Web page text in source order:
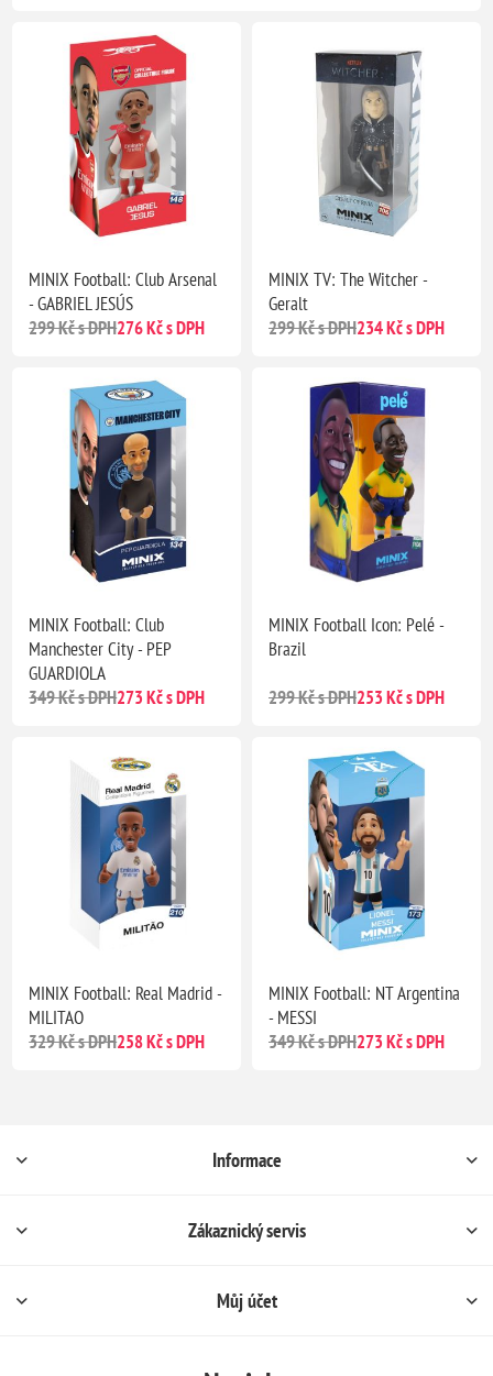
MINIX Football: Club Arsenal
- GABRIEL JESÚS
299 Kč s DPH276 Kč s DPH
MINIX TV: The Witcher -
Geralt
299 Kč s DPH234 Kč s DPH
MINIX Football: Club
Manchester City - PEP
GUARDIOLA
349 Kč s DPH273 Kč s DPH
MINIX Football Icon: Pelé -
Brazil
299 Kč s DPH253 Kč s DPH
MINIX Football: Real Madrid -
MILITAO
329 Kč s DPH258 Kč s DPH
MINIX Football: NT Argentina
- MESSI
349 Kč s DPH273 Kč s DPH
Informace
Zákaznický servis
Můj účet